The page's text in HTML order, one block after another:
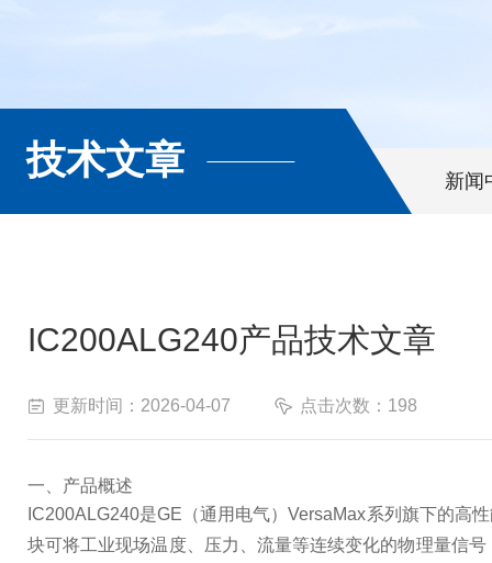
技术文章 新闻
IC200ALG240产品技术文章
更新时间：2026-04-07 点击次数：198
一、产品概述
IC200ALG240是GE（通用电气）VersaMax系列旗下的高
块可将工业现场温度、压力、流量等连续变化的物理量信